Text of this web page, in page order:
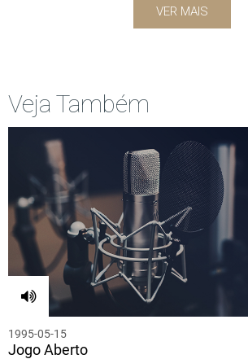
VER MAIS
Veja Também
1995-05-15
Jogo Aberto